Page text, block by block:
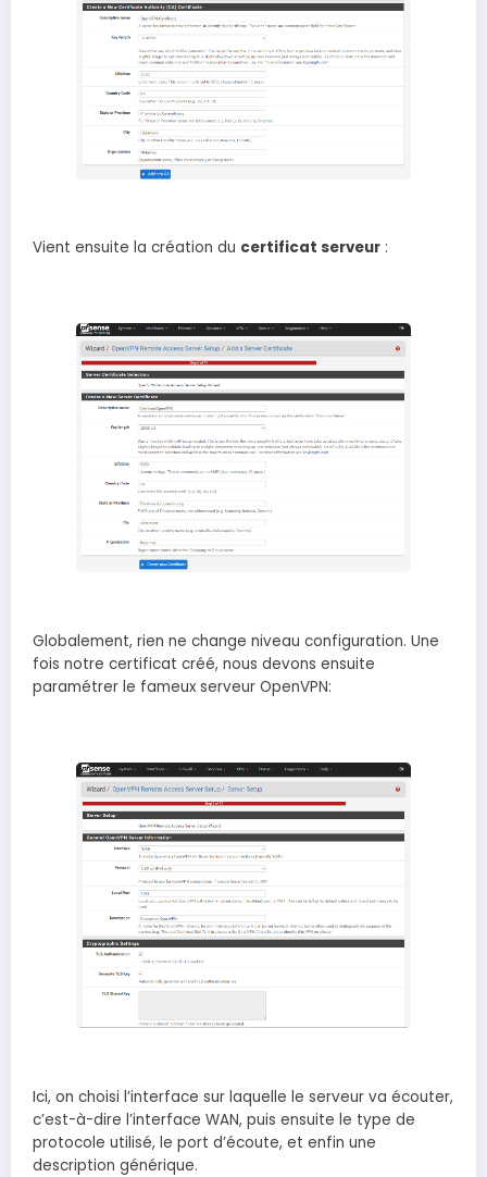
Vient ensuite la création du certificat serveur :
Globalement, rien ne change niveau configuration. Une
fois notre certificat créé, nous devons ensuite
paramétrer le fameux serveur OpenVPN:
Ici, on choisi l’interface sur laquelle le serveur va écouter,
c’est-à-dire l’interface WAN, puis ensuite le type de
protocole utilisé, le port d’écoute, et enfin une
description générique.